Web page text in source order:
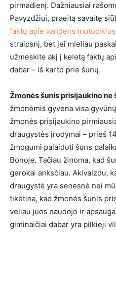
pirmadienį. Dažniausiai
Pavyzdžiui, praeitą savaitę
faktų apie vandens motociklus
straipsnį, bet jei mieliau
užmeskite akį į keletą faktų
dabar – iš karto prie šunų.
Žmonės šunis prisijaukino ne
žmonėmis gyvena visa
žmonės prisijaukino
draugystės įrodymai – prieš
žmogumi palaidoti šuns
Bonoje. Tačiau žinoma, kad
gerokai anksčiau. Akivaizdu,
draugystė yra senesnė nei
tikėtina, kad žmonės šunis
vėliau juos naudojo ir
giminaičiai dabar yra pilkieji